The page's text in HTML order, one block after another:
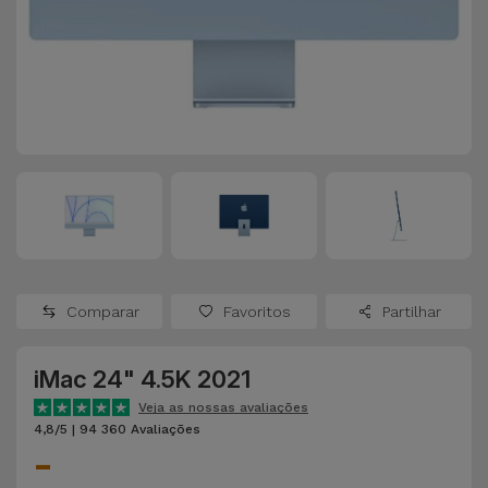
Samsung
Oppo
Dyson
Recondicionados
Recondicionados
tudo
Carregadores
e Colunas
Smartwatches
e Braceletes
Correntes
Comparar Favoritos Partilhar
iMac 24" 4.5K 2021
Veja as nossas avaliações
4,8/5 | 94 360 Avaliações
-